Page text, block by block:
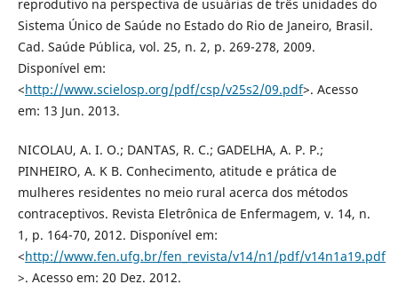
reprodutivo na perspectiva de usuárias de três unidades do
Sistema Único de Saúde no Estado do Rio de Janeiro, Brasil.
Cad. Saúde Pública, vol. 25, n. 2, p. 269-278, 2009.
Disponível em:
<http://www.scielosp.org/pdf/csp/v25s2/09.pdf>. Acesso
em: 13 Jun. 2013.
NICOLAU, A. I. O.; DANTAS, R. C.; GADELHA, A. P. P.;
PINHEIRO, A. K B. Conhecimento, atitude e prática de
mulheres residentes no meio rural acerca dos métodos
contraceptivos. Revista Eletrônica de Enfermagem, v. 14, n.
1, p. 164-70, 2012. Disponível em:
<http://www.fen.ufg.br/fen_revista/v14/n1/pdf/v14n1a19.pdf
>. Acesso em: 20 Dez. 2012.